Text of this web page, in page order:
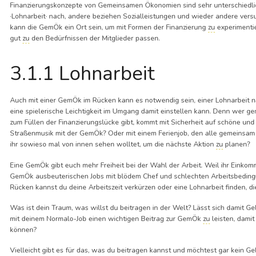
Finanzierungskonzepte von Gemeinsamen Ökonomien sind sehr
·Lohnarbeit· nach, andere beziehen Sozialleistungen und wieder andere
kann die GemÖk ein Ort sein, um mit Formen der Finanzierungzu
gutzu den Bedürfnissen der Mitglieder passen.
3.1.1 Lohnarbeit
Auch mit einer GemÖk im Rücken kann es notwendig sein, einer Lohnarbeit
eine spielerische Leichtigkeit im Umgang damit einstellen kann. Denn wer
zum Füllen der Finanzierungslücke gibt, kommt mit Sicherheit auf schöne
Straßenmusik mit der GemÖk? Oder mit einem Ferienjob, den alle
ihr sowieso mal von innen sehen wolltet, um die nächste Aktionzu planen?
Eine GemÖk gibt euch mehr Freiheit bei der Wahl der Arbeit. Weil ihr
GemÖk ausbeuterischen Jobs mit blödem Chef und schlechten
Rücken kannst du deine Arbeitszeit verkürzen oder eine Lohnarbeit finden,
Was ist dein Traum, was willst du beitragen in der Welt? Lässt sich damit
mit deinem Normalo-Job einen wichtigen Beitrag zur GemÖkzu leisten,
können?
Vielleicht gibt es für das, was du beitragen kannst und möchtest gar kein